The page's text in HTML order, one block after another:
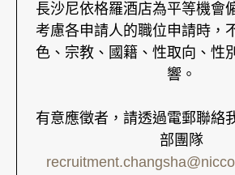
長沙尼依格羅酒店為平等機會
考慮各申請人的職位申請時，
色、宗教、國籍、性取向、性
響。
有意應徵者，請透過電郵聯絡
部團隊